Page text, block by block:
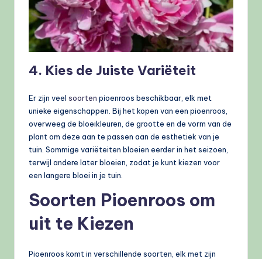
4. Kies de Juiste Variëteit
Er zijn veel soorten pioenroos beschikbaar, elk met
unieke eigenschappen. Bij het kopen van een pioenroos,
overweeg de bloeikleuren, de grootte en de vorm van de
plant om deze aan te passen aan de esthetiek van je
tuin. Sommige variëteiten bloeien eerder in het seizoen,
terwijl andere later bloeien, zodat je kunt kiezen voor
een langere bloei in je tuin.
Soorten Pioenroos om
uit te Kiezen
Pioenroos komt in verschillende soorten, elk met zijn